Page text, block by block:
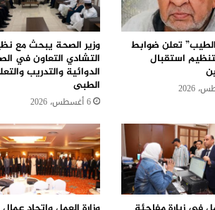
تعلن ضوابط
استقبال
وزير الصحة يبحث مع
التشادي التعاون في
الدوائية والتدريب
الطبى
6 أغسطس، 2026